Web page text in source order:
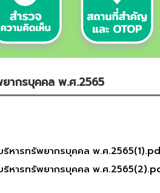
ยากรบุคคล พ.ศ.2565
ริหารทรัพยากรบุคคล พ.ศ
บริหารทรัพยากรบุคคล พ.ศ